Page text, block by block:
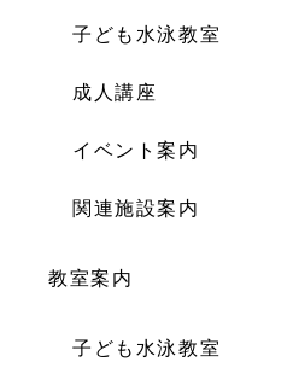
子ども水泳教室
成人講座
イベント案内
関連施設案内
教室案内
子ども水泳教室